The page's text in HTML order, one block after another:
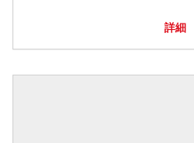
詳細